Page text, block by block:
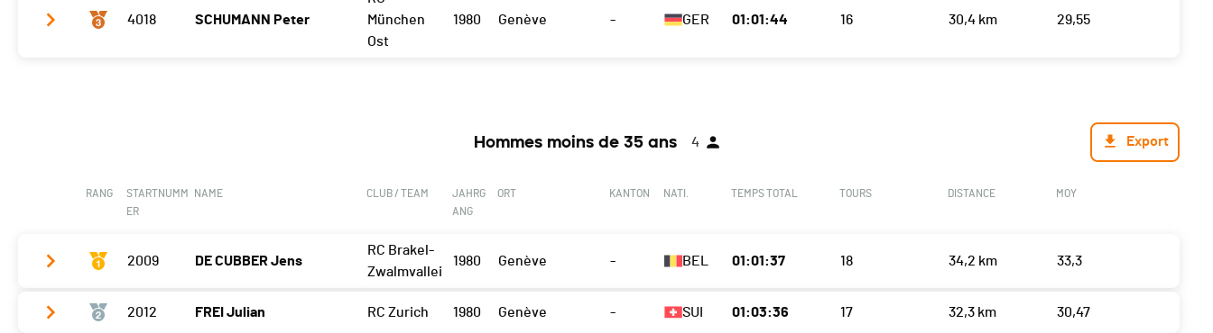
Meilleur tour
4018 SCHUMANN Peter
München
Ost
1980 Genève - GER 01:01:44 16 30,4 km 29,55
Hommes moins de 35 ans 4 Export
RANG
STARTNUMM
ER
NAME CLUB / TEAM
JAHRG
ANG
ORT KANTON NATI. TEMPS TOTAL TOURS DISTANCE MOY
2009 DE CUBBER Jens
RC Brakel-
Zwalmvallei
1980 Genève - BEL 01:01:37 18 34,2 km 33,3
Meilleur tour 03'09 (2)
2012 FREI Julian RC Zurich 1980 Genève - SUI 01:03:36 17 32,3 km 30,47